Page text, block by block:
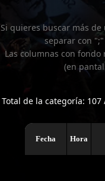
Si quieres buscar más
separar con
Las columnas con
(en
Total de la categoría:
Fecha Hora